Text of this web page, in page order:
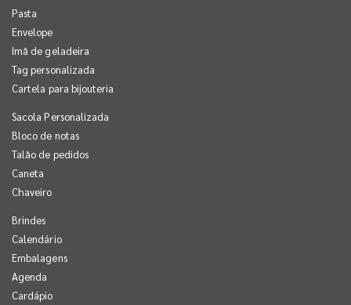
Pasta
Envelope
Imã de geladeira
Tag personalizada
Cartela para bijouteria
Sacola Personalizada
Bloco de notas
Talão de pedidos
Caneta
Chaveiro
Brindes
Calendário
Embalagens
Agenda
Cardápio